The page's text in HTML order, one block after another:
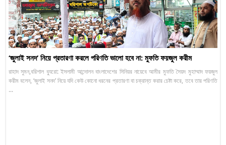
‘জুলাই সনদ’ নিয়ে প্রতারণা করলে পরিণতি ভালো হবে না: মুফতি ফয়জুল করীম
রাহাদ সুমন,বরিশাল ব্যুরো: ইসলামী আন্দোলন বাংলাদেশের সিনিয়র নায়েবে আমীর মুফতি সৈয়দ মুহাম্মাদ ফয়জুল
করীম বলেন, ‘জুলাই সনদ’ নিয়ে যদি কেউ কোনো ধরনের প্রতারণা বা চক্রান্ত করার চেষ্টা করে, তবে তার পরিণতি
...